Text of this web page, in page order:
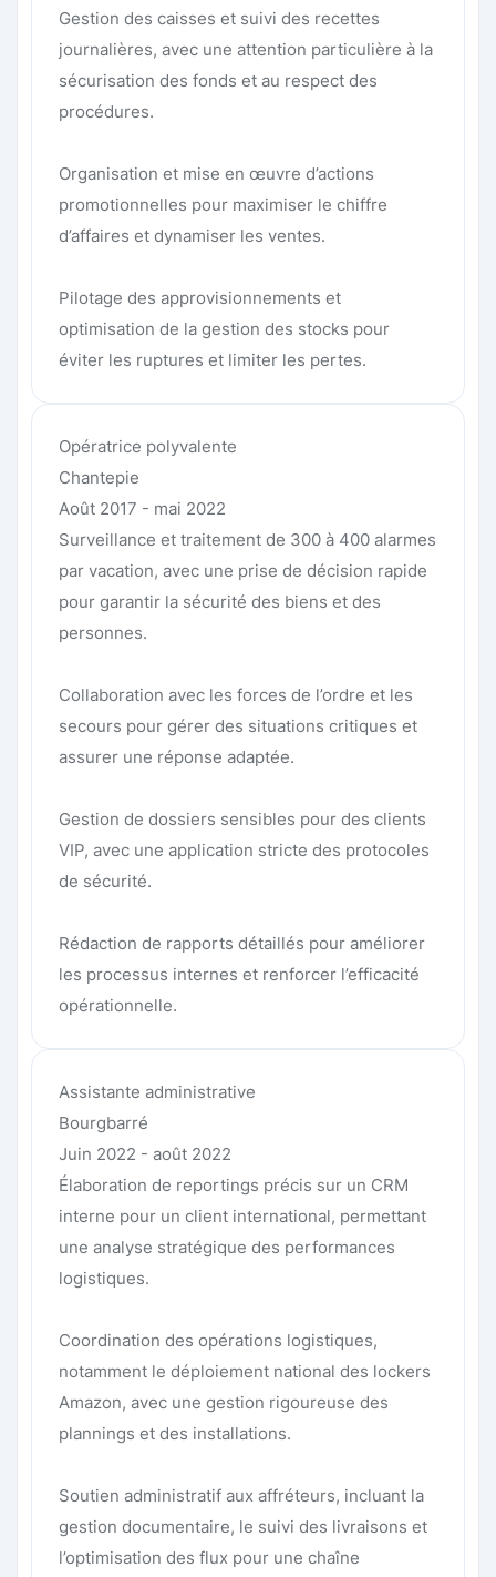
Gestion des caisses et suivi des recettes
journalières, avec une attention particulière à la
sécurisation des fonds et au respect des
procédures.
Organisation et mise en œuvre d’actions
promotionnelles pour maximiser le chiffre
d’affaires et dynamiser les ventes.
Pilotage des approvisionnements et
optimisation de la gestion des stocks pour
éviter les ruptures et limiter les pertes.
Opératrice polyvalente
Chantepie
Août 2017 - mai 2022
Surveillance et traitement de 300 à 400 alarmes
par vacation, avec une prise de décision rapide
pour garantir la sécurité des biens et des
personnes.
Collaboration avec les forces de l’ordre et les
secours pour gérer des situations critiques et
assurer une réponse adaptée.
Gestion de dossiers sensibles pour des clients
VIP, avec une application stricte des protocoles
de sécurité.
Rédaction de rapports détaillés pour améliorer
les processus internes et renforcer l’efficacité
opérationnelle.
Assistante administrative
Bourgbarré
Juin 2022 - août 2022
Élaboration de reportings précis sur un CRM
interne pour un client international, permettant
une analyse stratégique des performances
logistiques.
Coordination des opérations logistiques,
notamment le déploiement national des lockers
Amazon, avec une gestion rigoureuse des
plannings et des installations.
Soutien administratif aux affréteurs, incluant la
gestion documentaire, le suivi des livraisons et
l’optimisation des flux pour une chaîne